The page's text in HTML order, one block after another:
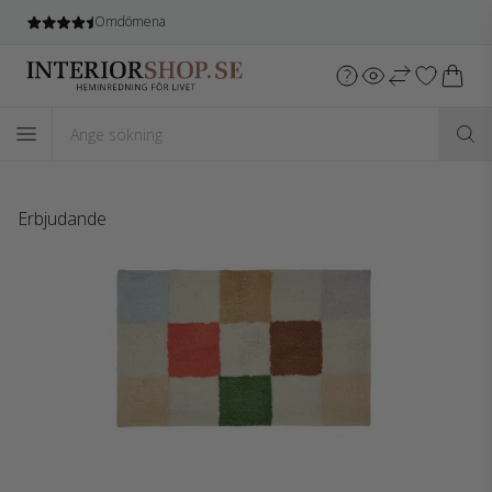
Omdömena
Erbjudande